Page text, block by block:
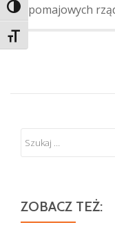
TOGGLE HIGH
TOGGLE FONT SIZE
pomajowych
ZOBACZ TEŻ: